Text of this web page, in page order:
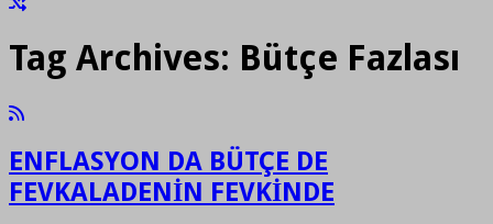
Tag Archives: Bütçe Fazlası
ENFLASYON DA BÜTÇE DE
FEVKALADENİN FEVKİNDE